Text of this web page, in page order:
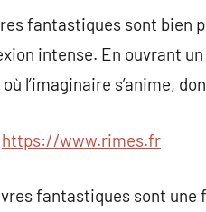
fantastiques sont bien
intense. En ouvrant
l’imaginaire s’anime,
https://www.rimes.fr
fantastiques sont